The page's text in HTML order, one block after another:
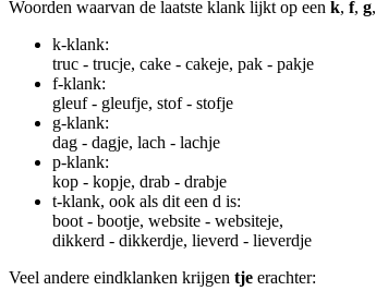
Woorden waarvan de laatste klank lijkt op een k, f, g,
k-klank:
truc - trucje, cake - cakeje, pak - pakje
f-klank:
gleuf - gleufje, stof - stofje
g-klank:
dag - dagje, lach - lachje
p-klank:
kop - kopje, drab - drabje
t-klank, ook als dit een d is:
boot - bootje, website - websiteje,
dikkerd - dikkerdje, lieverd - lieverdje
Veel andere eindklanken krijgen tje erachter: